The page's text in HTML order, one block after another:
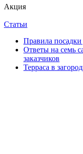
Акция
Статьи
Правила
Ответы на семь
заказчиков
Терраса в